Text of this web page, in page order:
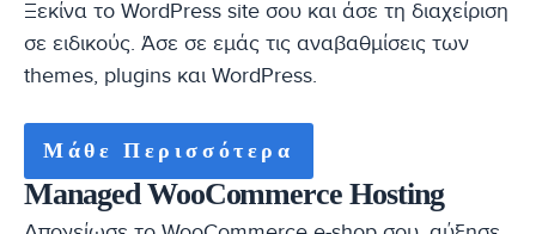
Ξεκίνα το WordPress site σου και άσε τη διαχείριση
σε ειδικούς. Άσε σε εμάς τις αναβαθμίσεις των
themes, plugins και WordPress.
Μάθε Περισσότερα
Managed WooCommerce Hosting